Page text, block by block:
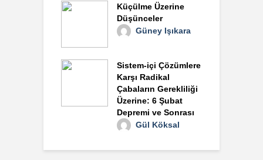
Küçülme Üzerine
Düşünceler
Güney Işıkara
Sistem-içi Çözümlere
Karşı Radikal
Çabaların Gerekliliği
Üzerine: 6 Şubat
Depremi ve Sonrası
Gül Köksal